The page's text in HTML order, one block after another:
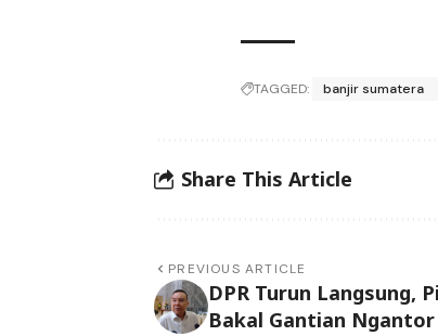
TAGGED: banjir sumatera
Share This Article
PREVIOUS ARTICLE
DPR Turun Langsung,
Bakal Gantian Ngantor